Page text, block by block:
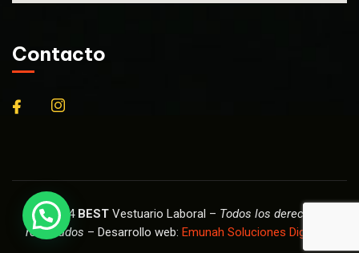
Contacto
© 2024 BEST Vestuario Laboral – Todos los derechos
reservados – Desarrollo web: Emunah Soluciones Digitales